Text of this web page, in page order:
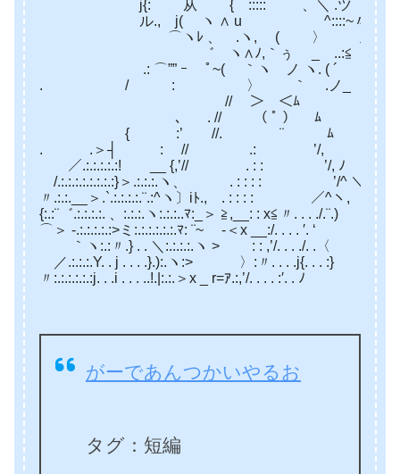
j{: 从 { ::::: 、＼ .ツ _彡 ﾉ
ル., j( ヽ ∧ u ^::::~〃 /
⌒ヽﾚ 、ゝ.ヽ, ( 〉 ノ ノ
゛ ヽ∧ﾉ,｀ぅ _ ..:≦ イ
.: ⌒”” ｰ ﾟ~( ｀ヽ ノ ヽ. ( ´
. / : 〉 ｀ .ノ_ ＞ ‐ ﾐ
// ＞ ＜ﾑ
、 . // （ ﾟ ） ﾑ
{ :’ //. ¨ ﾑ ,:
. .＞┤ : // .: ’/,
／.:.:.:.:.:! __ {,’// . : : ’/, ﾉ ﾉ
/.:.:.:.:.:.:.:.:}＞.:.:.:.ヽ、 . : : : : ’/^ ＼/
〃.:.:.__＞.`.:.:.:.:.¨.:^ヽ〕iﾄ., . : : : : ／^ヽ, /
{:.:¨゛.:.:.:.:. 、:.:.:.ヽ:.:.:..ﾏ:_＞ ≧,__: : x≦〃. . . ./.¨.)
⌒＞ ‐.:.:.:.:.:>ミ:.:.:.:.:.:.ﾏ: ¨~ ‐＜x __:/. . . . ′. ‘
｀ヽ:.:〃.} . . ＼:.:.:.:.ヽ > : : ,’/. . . ./. .〈
／.:.:.:.Y. . j . . . .}.):.ヽ:> 〉:〃. . . .j{. . . :}
〃:.:.:.:.:.:j. . .i . . . ..!.|:.:.＞x _ r=ｱ.:,’/. . . . :′. . ﾉ
がーであんつかいやるお
タグ：短編